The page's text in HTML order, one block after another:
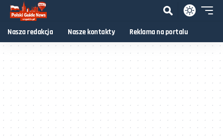
Nasza redakcja Nasze kontakty Reklama na portalu